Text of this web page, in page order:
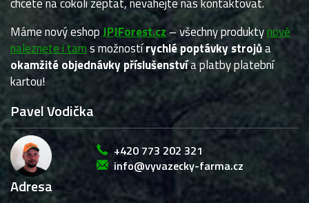
Máme nový eshopJPJForest.cz – všechny produktynově
naleznete i tams možnostírychlé poptávky strojůa
okamžité objednávky příslušenstvía platby platební
kartou!
Pavel Vodička
+420 773 202 321
info@vyvazecky-farma.cz
Adresa